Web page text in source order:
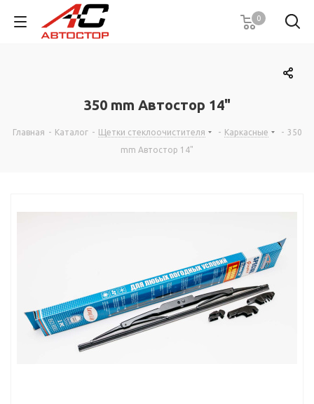
0
350 mm Автостор 14"
Главная - Каталог - Щетки стеклоочистителя - Каркасные - 350
mm Автостор 14"